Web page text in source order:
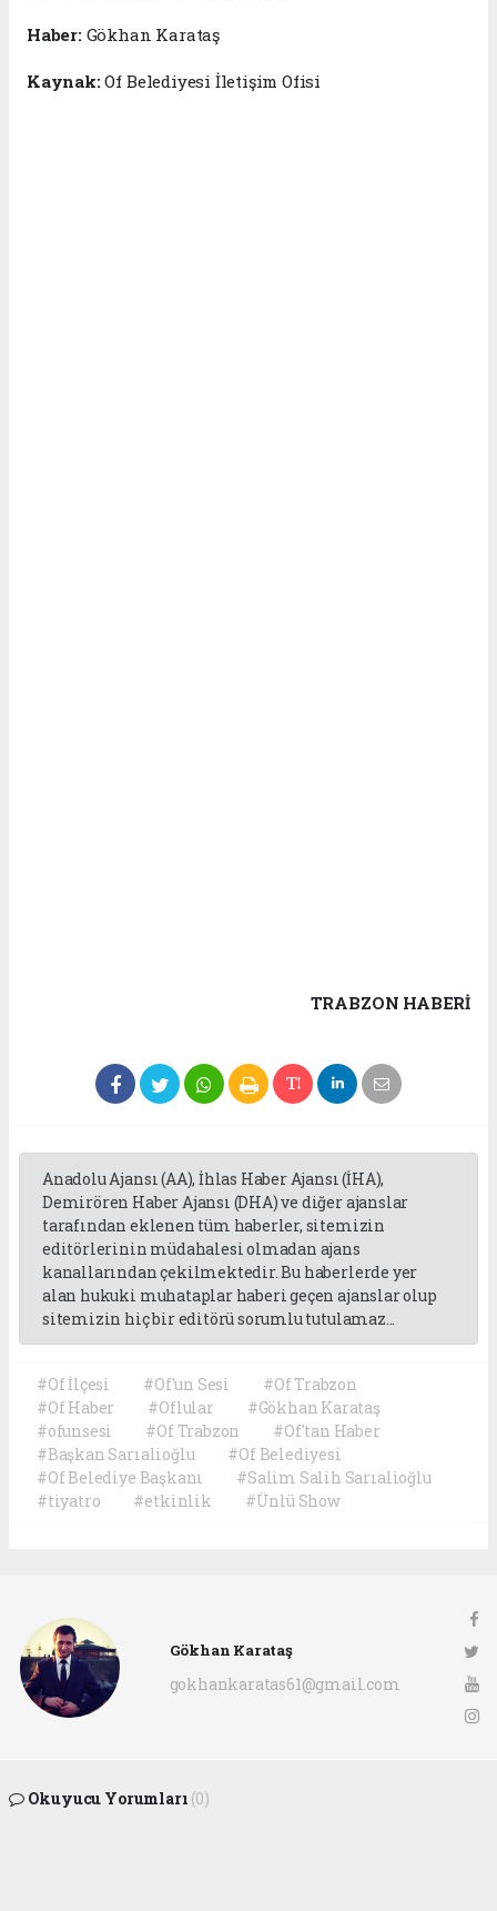
Haber:Gökhan Karataş
Kaynak:Of Belediyesi İletişim Ofisi
TRABZON HABERİ
Anadolu Ajansı (AA), İhlas Haber Ajansı (İHA),
Demirören Haber Ajansı (DHA) ve diğer ajanslar
tarafından eklenen tüm haberler, sitemizin
editörlerinin müdahalesi olmadan ajans
kanallarından çekilmektedir. Bu haberlerde yer
alan hukuki muhataplar haberi geçen ajanslar olup
sitemizin hiç bir editörü sorumlu tutulamaz...
#Of İlçesi #Of'un Sesi
#Of Trabzon
#Of Haber
#Oflular
#Gökhan Karataş
#ofunsesi
#Of Trabzon
#Of'tan Haber
#Başkan Sarıalioğlu
#Of Belediyesi
#Of Belediye Başkanı
#Salim Salih Sarıalioğlu
#tiyatro
#etkinlik #Ünlü Show
Gökhan Karataş
gokhankaratas61@gmail.com
Okuyucu Yorumları (0)